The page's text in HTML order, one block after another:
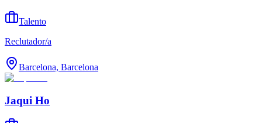
Talento
Reclutador/a
Barcelona, Barcelona
Jaqui Ho